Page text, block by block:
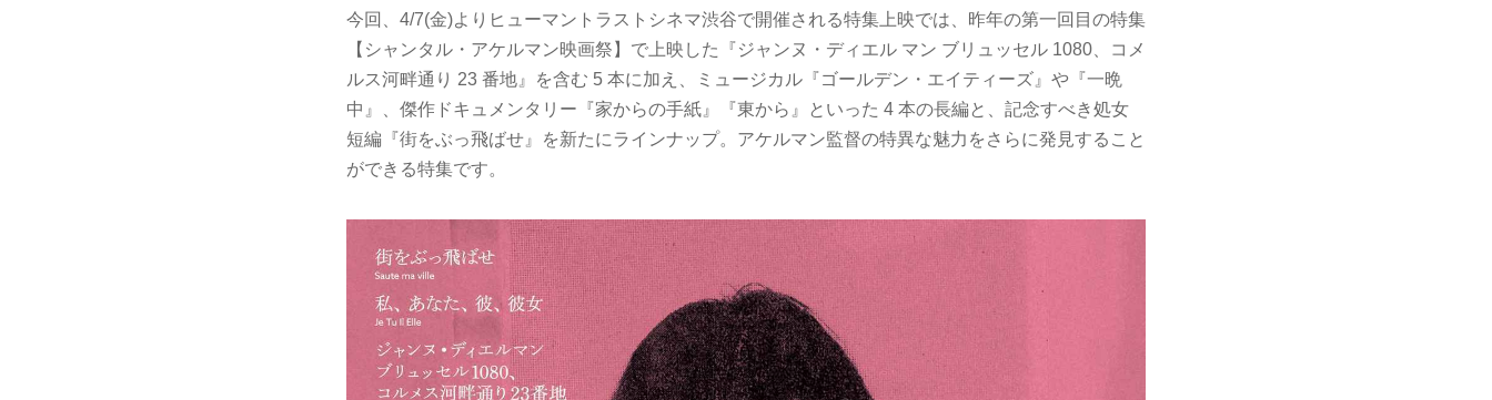
今回、4/7(金)よりヒューマントラストシネマ渋谷で開催される特集上映では、昨年の第一回目の特集
【シャンタル・アケルマン映画祭】で上映した『ジャンヌ・ディエル マン ブリュッセル 1080、コメ
ルス河畔通り 23 番地』を含む 5 本に加え、ミュージカル『ゴールデン・エイティーズ』や『一晩
中』、傑作ドキュメンタリー『家からの手紙』『東から』といった 4 本の長編と、記念すべき処女
短編『街をぶっ飛ばせ』を新たにラインナップ。アケルマン監督の特異な魅力をさらに発見すること
ができる特集です。